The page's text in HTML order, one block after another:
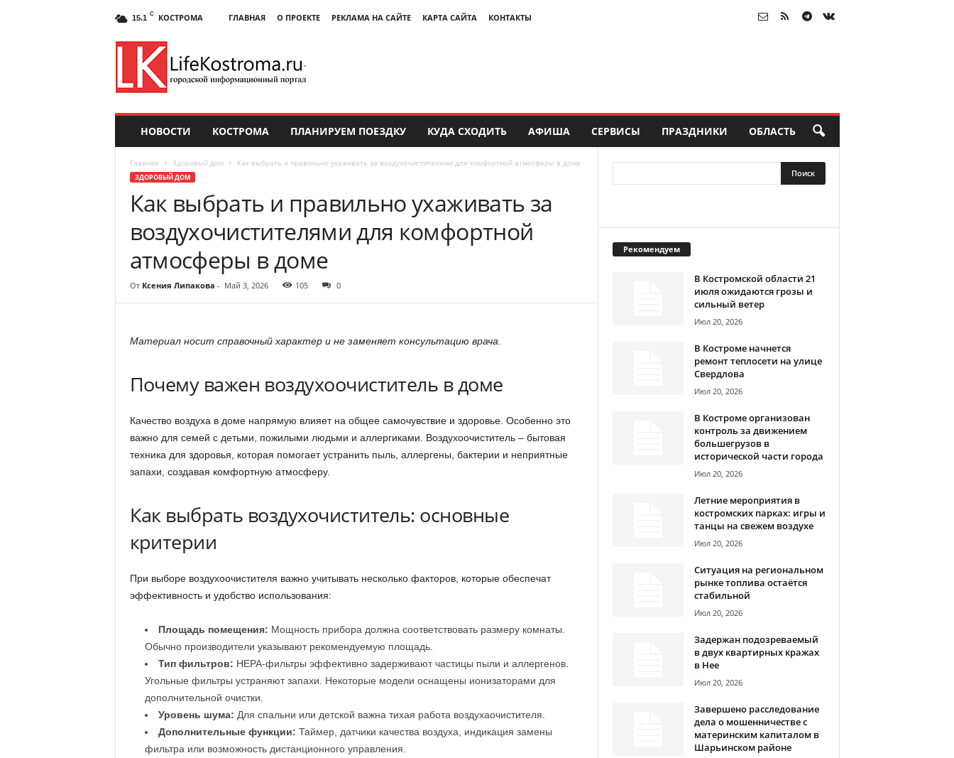
15.1 C КОСТРОМА ГЛАВНАЯ О ПРОЕКТЕ РЕКЛАМА НА САЙТЕ КАРТА САЙТА КОНТАКТЫ
НОВОСТИ КОСТРОМА ПЛАНИРУЕМ ПОЕЗДКУ КУДА СХОДИТЬ АФИША СЕРВИСЫ ПРАЗДНИКИ ОБЛАСТЬ
Главная Здоровый дом Как выбрать и правильно ухаживать за воздухочистителями для комфортной атмосферы в доме
ЗДОРОВЫЙ ДОМ
Как выбрать и правильно ухаживать за
воздухочистителями для комфортной
атмосферы в доме
От Ксения Липакова - Май 3, 2026 105 0
Материал носит справочный характер и не заменяет консультацию врача.
Почему важен воздухоочиститель в доме
Качество воздуха в доме напрямую влияет на общее самочувствие и здоровье. Особенно это
важно для семей с детьми, пожилыми людьми и аллергиками. Воздухоочиститель – бытовая
техника для здоровья, которая помогает устранить пыль, аллергены, бактерии и неприятные
запахи, создавая комфортную атмосферу.
Как выбрать воздухочиститель: основные
критерии
При выборе воздухоочистителя важно учитывать несколько факторов, которые обеспечат
эффективность и удобство использования:
Площадь помещения: Мощность прибора должна соответствовать размеру комнаты.
Обычно производители указывают рекомендуемую площадь.
Тип фильтров: HEPA-фильтры эффективно задерживают частицы пыли и аллергенов.
Угольные фильтры устраняют запахи. Некоторые модели оснащены ионизаторами для
дополнительной очистки.
Уровень шума: Для спальни или детской важна тихая работа воздухаочистителя.
Дополнительные функции: Таймер, датчики качества воздуха, индикация замены
фильтра или возможность дистанционного управления.
Рекомендуем
В Костромской области 21
июля ожидаются грозы и
сильный ветер
Июл 20, 2026
В Костроме начнется
ремонт теплосети на улице
Свердлова
Июл 20, 2026
В Костроме организован
контроль за движением
большегрузов в
исторической части города
Июл 20, 2026
Летние мероприятия в
костромских парках: игры и
танцы на свежем воздухе
Июл 20, 2026
Ситуация на региональном
рынке топлива остаётся
стабильной
Июл 20, 2026
Задержан подозреваемый
в двух квартирных кражах
в Нее
Июл 20, 2026
Завершено расследование
дела о мошенничестве с
материнским капиталом в
Шарьинском районе